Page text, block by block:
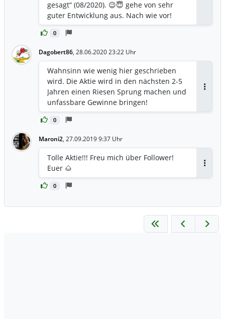
0
gesagt“ (08/2020). 😉😇 gehe von sehr
guter Entwicklung aus. Nach wie vor!
Dagobert86, 28.06.2020 23:22 Uhr
0
Wahnsinn wie wenig hier geschrieben
wird. Die Aktie wird in den nächsten 2-5
Jahren einen Riesen Sprung machen und
unfassbare Gewinne bringen!
Maroni2, 27.09.2019 9:37 Uhr
0
Tolle Aktie!!! Freu mich über Follower!
Euer 🌰